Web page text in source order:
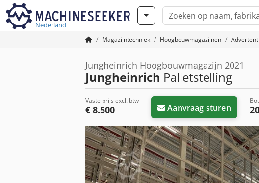
Nederland
Magazijntechniek Hoogbouwmagazijnen
Jungheinrich Hoogbouwmagazijn 2021
Jungheinrich Palletstelling
Vaste prijs excl. btw
€ 8.500 Aanvraag sturen